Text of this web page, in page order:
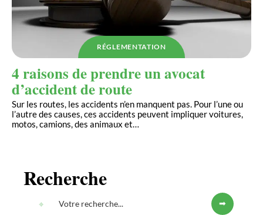
RÉGLEMENTATION
4 raisons de prendre un avocat
d’accident de route
Sur les routes, les accidents n’en manquent pas. Pour l’une ou
l’autre des causes, ces accidents peuvent impliquer voitures,
motos, camions, des animaux et…
Recherche